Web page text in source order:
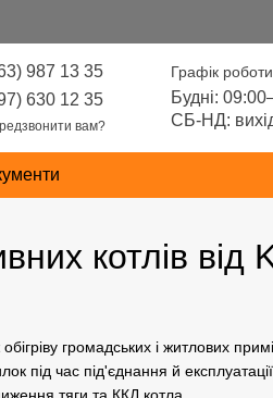
987 13 35
630 12 35
вам?
Графік
Будні:
СБ-НД:
котлів від
громадських і житлових
час під'єднання й